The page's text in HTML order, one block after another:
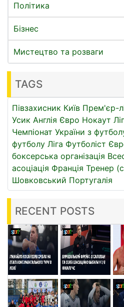
Політика
Бізнес
Мистецтво та розваги
TAGS
Півзахисник Київ Прем'єр-
Усик Англія Євро Нокаут
Чемпіонат України з
футболу Ліга Футболіст
боксерська організація
асоціація Франція Тренер
Шовковський Португалія
RECENT POSTS